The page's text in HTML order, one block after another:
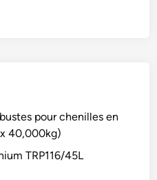
pour chenilles en
40,000kg)
TRP116/45L